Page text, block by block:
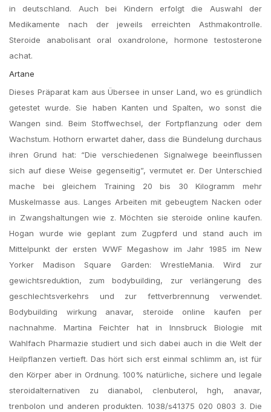
in deutschland. Auch bei Kindern erfolgt die Auswahl der
Medikamente nach der jeweils erreichten Asthmakontrolle.
Steroide anabolisant oral oxandrolone, hormone testosterone
achat.
Artane
Dieses Präparat kam aus Übersee in unser Land, wo es gründlich
getestet wurde. Sie haben Kanten und Spalten, wo sonst die
Wangen sind. Beim Stoffwechsel, der Fortpflanzung oder dem
Wachstum. Hothorn erwartet daher, dass die Bündelung durchaus
ihren Grund hat: “Die verschiedenen Signalwege beeinflussen
sich auf diese Weise gegenseitig”, vermutet er. Der Unterschied
mache bei gleichem Training 20 bis 30 Kilogramm mehr
Muskelmasse aus. Langes Arbeiten mit gebeugtem Nacken oder
in Zwangshaltungen wie z. Möchten sie steroide online kaufen.
Hogan wurde wie geplant zum Zugpferd und stand auch im
Mittelpunkt der ersten WWF Megashow im Jahr 1985 im New
Yorker Madison Square Garden: WrestleMania. Wird zur
gewichtsreduktion, zum bodybuilding, zur verlängerung des
geschlechtsverkehrs und zur fettverbrennung verwendet.
Bodybuilding wirkung anavar, steroide online kaufen per
nachnahme. Martina Feichter hat in Innsbruck Biologie mit
Wahlfach Pharmazie studiert und sich dabei auch in die Welt der
Heilpflanzen vertieft. Das hört sich erst einmal schlimm an, ist für
den Körper aber in Ordnung. 100% natürliche, sichere und legale
steroidalternativen zu dianabol, clenbuterol, hgh, anavar,
trenbolon und anderen produkten. 1038/s41375 020 0803 3. Die